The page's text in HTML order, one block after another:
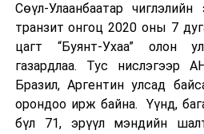
Сөүл-Улаанбаатар
транзит онгоц 2020 оны 7
цагт “Буянт-Ухаа” олон
газардлаа. Тус нислэгээр
Бразил, Аргентин улсад
орондоо ирж байна. Үүнд,
бүл 71, эрүүл мэндийн